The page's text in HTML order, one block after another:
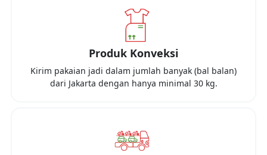
Produk Konveksi
Kirim pakaian jadi dalam jumlah banyak (bal balan)
dari Jakarta dengan hanya minimal 30 kg.